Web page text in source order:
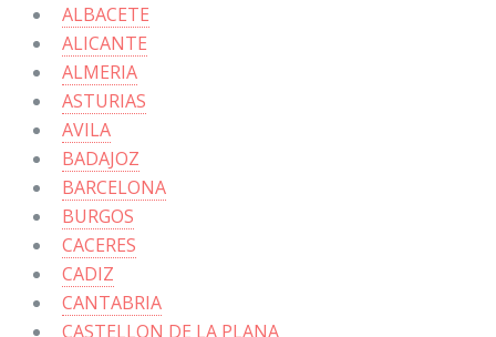
ALBACETE
ALICANTE
ALMERIA
ASTURIAS
AVILA
BADAJOZ
BARCELONA
BURGOS
CACERES
CADIZ
CANTABRIA
CASTELLON DE LA PLANA